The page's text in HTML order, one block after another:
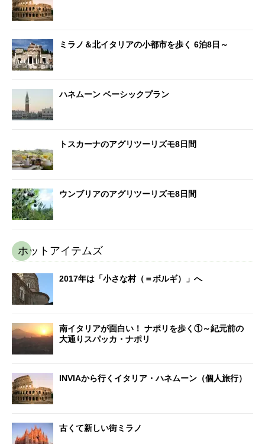
ミラノ＆北イタリアの小都市を歩く 6泊8日～
ハネムーン ベーシックプラン
トスカーナのアグリツーリズモ8日間
ウンブリアのアグリツーリズモ8日間
ホットアイテムズ
2017年は「小さな村（＝ボルギ）」へ
南イタリアが面白い！ ナポリを歩く①～紀元前の
大通りスパッカ・ナポリ
INVIAから行くイタリア・ハネムーン（個人旅行）
古くて新しい街ミラノ